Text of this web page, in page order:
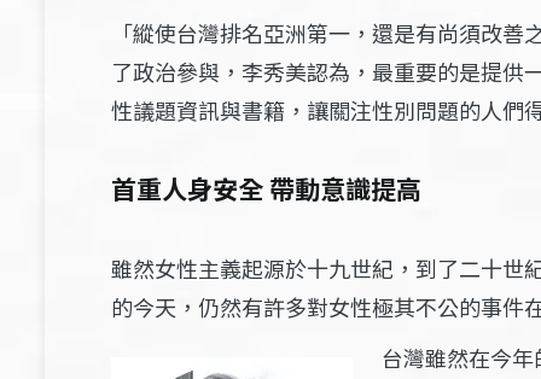
「縱使台灣排名亞洲第一，還是有尚須改
了政治參與，李秀美認為，最重要的是提
性議題資訊與書籍，讓關注性別問題的人們
首重人身安全 帶動意識提高
雖然女性主義起源於十九世紀，到了二十世
的今天，仍然有許多對女性極其不公的事件
台灣雖然在今